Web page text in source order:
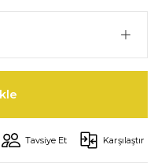
Tavsiye Et Karşılaştır